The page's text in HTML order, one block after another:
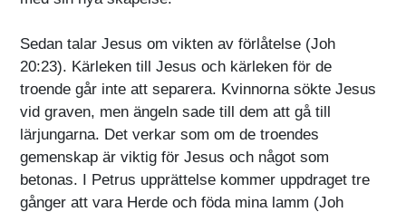
Sedan talar Jesus om vikten av förlåtelse (Joh
20:23). Kärleken till Jesus och kärleken för de
troende går inte att separera. Kvinnorna sökte Jesus
vid graven, men ängeln sade till dem att gå till
lärjungarna. Det verkar som om de troendes
gemenskap är viktig för Jesus och något som
betonas. I Petrus upprättelse kommer uppdraget tre
gånger att vara Herde och föda mina lamm (Joh